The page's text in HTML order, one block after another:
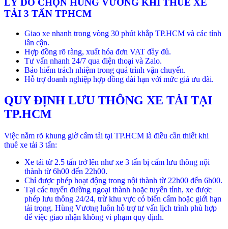
LÝ DO CHỌN HÙNG VƯƠNG KHI THUÊ XE
TẢI 3 TẤN TPHCM
Giao xe nhanh trong vòng 30 phút khắp TP.HCM và các tỉnh
lân cận.
Hợp đồng rõ ràng, xuất hóa đơn VAT đầy đủ.
Tư vấn nhanh 24/7 qua điện thoại và Zalo.
Bảo hiểm trách nhiệm trong quá trình vận chuyển.
Hỗ trợ doanh nghiệp hợp đồng dài hạn với mức giá ưu đãi.
QUY ĐỊNH LƯU THÔNG XE TẢI TẠI
TP.HCM
Việc nắm rõ khung giờ cấm tải tại TP.HCM là điều cần thiết khi
thuê xe tải 3 tấn:
Xe tải từ 2.5 tấn trở lên như xe 3 tấn bị cấm lưu thông nội
thành từ 6h00 đến 22h00.
Chỉ được phép hoạt động trong nội thành từ 22h00 đến 6h00.
Tại các tuyến đường ngoại thành hoặc tuyến tỉnh, xe được
phép lưu thông 24/24, trừ khu vực có biển cấm hoặc giới hạn
tải trọng. Hùng Vương luôn hỗ trợ tư vấn lịch trình phù hợp
để việc giao nhận không vi phạm quy định.